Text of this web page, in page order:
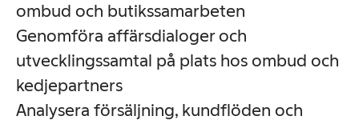
ombud och butikssamarbeten
Genomföra affärsdialoger och
utvecklingssamtal på plats hos ombud och
kedjepartners
Analysera försäljning, kundflöden och